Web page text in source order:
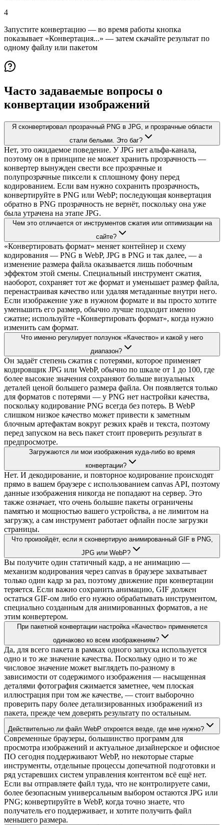
4
Запустите конвертацию — во время работы кнопка
показывает «Конвертация...» — затем скачайте результат по
одному файлу или пакетом
Часто задаваемые вопросы о
конвертации изображений
Я сконвертировал прозрачный PNG в JPG, и прозрачные области
стали белыми. Это баг?
Нет, это ожидаемое поведение. У JPG нет альфа-канала,
поэтому он в принципе не может хранить прозрачность —
конвертер вынужден свести все прозрачные и
полупрозрачные пиксели к сплошному фону перед
кодированием. Если вам нужно сохранить прозрачность,
конвертируйте в PNG или WebP; последующая конвертация
обратно в PNG прозрачность не вернёт, поскольку она уже
была утрачена на этапе JPG.
Чем это отличается от инструментов сжатия или оптимизации на
сайте?
«Конвертировать формат» меняет контейнер и схему
кодирования — PNG в WebP, JPG в PNG и так далее, — а
изменение размера файла оказывается лишь побочным
эффектом этой смены. Специальный инструмент сжатия,
наоборот, сохраняет тот же формат и уменьшает размер файла,
перенастраивая качество или удаляя метаданные внутри него.
Если изображение уже в нужном формате и вы просто хотите
уменьшить его размер, обычно лучше подходит именно
сжатие; используйте «Конвертировать формат», когда нужно
изменить сам формат.
Что именно регулирует ползунок «Качество» и какой у него
диапазон?
Он задаёт степень сжатия с потерями, которое применяет
кодировщик JPG или WebP, обычно по шкале от 1 до 100, где
более высокие значения сохраняют больше визуальных
деталей ценой большего размера файла. Он появляется только
для форматов с потерями — у PNG нет настройки качества,
поскольку кодирование PNG всегда без потерь. В WebP
слишком низкое качество может привести к заметным
блочным артефактам вокруг резких краёв и текста, поэтому
перед запуском на весь пакет стоит проверить результат в
предпросмотре.
Загружаются ли мои изображения куда-либо во время
конвертации?
Нет. И декодирование, и повторное кодирование происходят
прямо в вашем браузере с использованием canvas API, поэтому
данные изображения никогда не попадают на сервер. Это
также означает, что очень большие пакеты ограничены
памятью и мощностью вашего устройства, а не лимитом на
загрузку, а сам инструмент работает офлайн после загрузки
страницы.
Что произойдёт, если я сконвертирую анимированный GIF в PNG,
JPG или WebP?
Вы получите один статичный кадр, а не анимацию —
механизм кодирования через canvas в браузере захватывает
только один кадр за раз, поэтому движение при конвертации
теряется. Если важно сохранить анимацию, GIF должен
остаться GIF-ом либо его нужно обрабатывать инструментом,
специально созданным для анимированных форматов, а не
этим конвертером.
При пакетной конвертации настройка «Качество» применяется
одинаково ко всем изображениям?
Да, для всего пакета в рамках одного запуска используется
одно и то же значение качества. Поскольку одно и то же
числовое значение может выглядеть по-разному в
зависимости от содержимого изображения — насыщенная
деталями фотография сжимается заметнее, чем плоская
иллюстрация при том же качестве, — стоит выборочно
проверить пару более детализированных изображений из
пакета, прежде чем доверять результату по остальным.
Действительно ли файл WebP откроется везде, где мне нужно?
Современные браузеры, большинство программ для
просмотра изображений и актуальное дизайнерское и офисное
ПО сегодня поддерживают WebP, но некоторые старые
инструменты, отдельные процессы допечатной подготовки и
ряд устаревших систем управления контентом всё ещё нет.
Если вы отправляете файл туда, что не контролируете сами,
более безопасным универсальным выбором остаются JPG или
PNG; конвертируйте в WebP, когда точно знаете, что
получатель его поддерживает, и хотите получить файл
меньшего размера.